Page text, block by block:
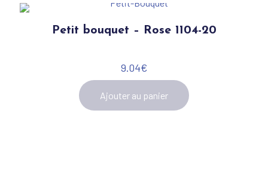
Petit bouquet – Rose 1104-20
9.04€
Ajouter au panier